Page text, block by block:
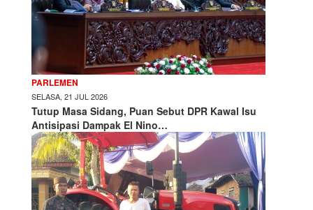
PARLEMEN
SELASA, 21 JUL 2026
Tutup Masa Sidang, Puan Sebut DPR Kawal Isu
Antisipasi Dampak El Nino…